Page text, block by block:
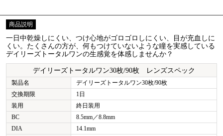
商品説明
一日中乾燥しにくい、つけ心地がゴロゴロしにくい、目が充血しに
くい。たくさんの方が、何もつけていないような瞳を実感している
デイリーズトータルワンの生感覚を体感しませんか？
デイリーズトータルワン30枚/90枚 レンズスペック
製品名
デイリーズトータルワン30枚/90枚
交換期限
1日
装用
終日装用
BC
8.5mm／8.8mm
DIA
14.1mm